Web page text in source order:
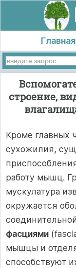
Главная
строение,
Кроме главных
сухожилия,
работу мышц.
мускулатура
окружается
фасциями
мышцы и
способствуют